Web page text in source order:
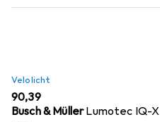
Velolicht
EUR
90,39
Busch & MüllerLumotec IQ-X